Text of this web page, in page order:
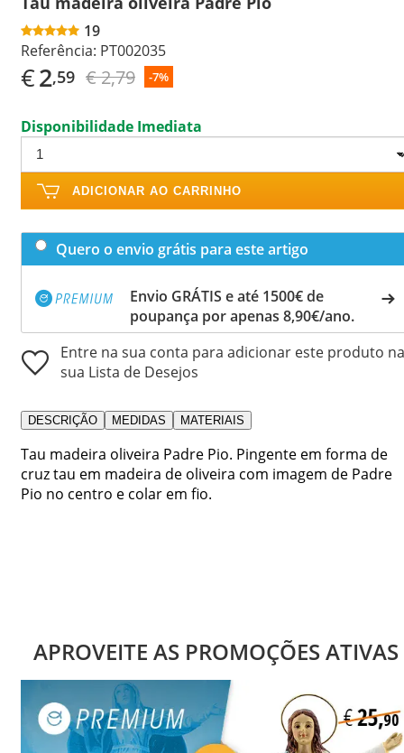
19
Referência: PT002035
€2,59 € 2,79 -7%
Disponibilidade Imediata
ADICIONAR AO CARRINHO
Quero o envio grátis para este artigo
Envio GRÁTIS e até 1500€ de
poupança por apenas 8,90€/ano.
Entre na sua conta para adicionar este produto na
sua Lista de Desejos
DESCRIÇÃO MEDIDAS MATERIAIS
Tau madeira oliveira Padre Pio. Pingente em forma de
cruz tau em madeira de oliveira com imagem de Padre
Pio no centro e colar em fio.
APROVEITE AS PROMOÇÕES ATIVAS